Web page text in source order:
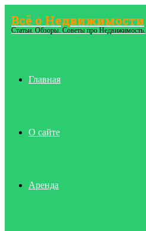
Menu
Всё о Недвижимости
Статьи. Обзоры. Советы про Недвижимость.
Главная
О сайте
Аренда